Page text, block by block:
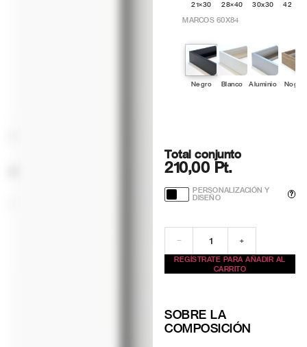
21×30 28×40 30x30 42x60
MARCOS 60X84
Negro Blanco Aluminio Nogal
Total conjunto
210,00 Pt.
PERSONALIZACIÓN Y
DISEÑO
?
− +
REGÍSTRATE PARA AÑADIR AL
CARRITO
SOBRE LA
COMPOSICIÓN